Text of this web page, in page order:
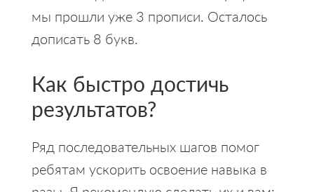
мы прошли уже 3 прописи. Осталось
дописать 8 букв.
Как быстро достичь
результатов?
Ряд последовательных шагов помог
ребятам ускорить освоение навыка в